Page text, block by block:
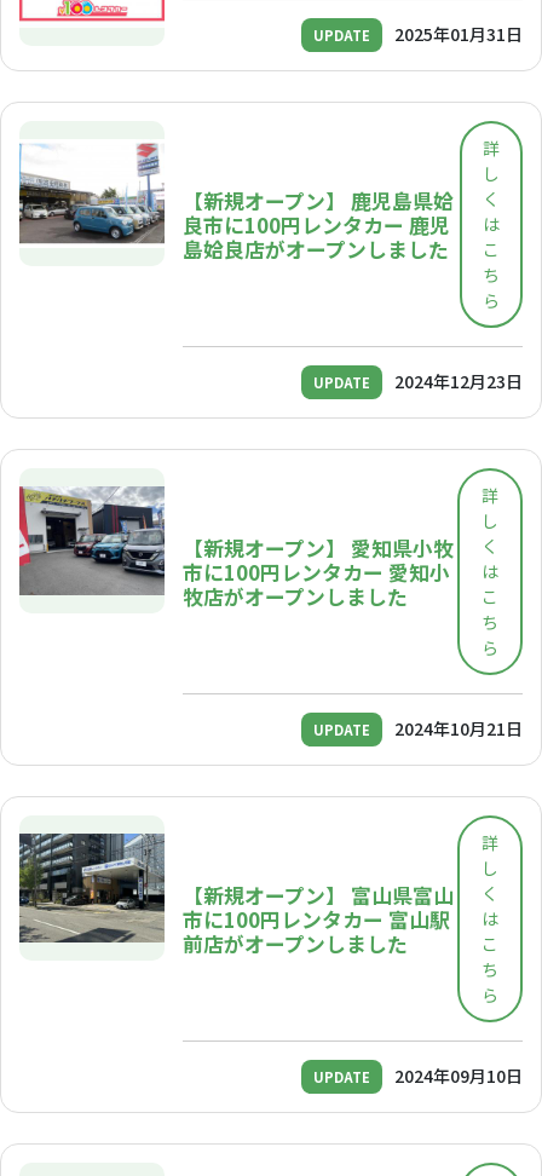
UPDATE 2025年01月31日
【新規オープン】 鹿児島県姶
良市に100円レンタカー 鹿児
島姶良店がオープンしました
詳
し
く
は
こ
ち
ら
UPDATE 2024年12月23日
【新規オープン】 愛知県小牧
市に100円レンタカー 愛知小
牧店がオープンしました
詳
し
く
は
こ
ち
ら
UPDATE 2024年10月21日
【新規オープン】 富山県富山
市に100円レンタカー 富山駅
前店がオープンしました
詳
し
く
は
こ
ち
ら
UPDATE 2024年09月10日